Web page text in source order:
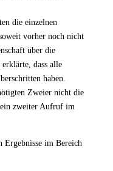
die einzelnen
vorher noch nicht
über die
dass alle
haben.
Zweier nicht die
zweiter Aufruf im
im Bereich